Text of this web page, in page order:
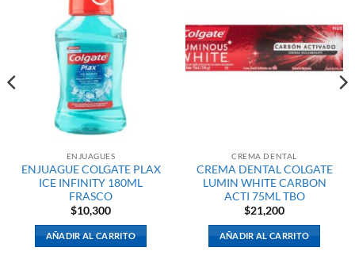
ENJUAGUES
ENJUAGUE COLGATE PLAX
ICE INFINITY 180ML
FRASCO
$10,300
AÑADIR AL CARRITO
CREMA DENTAL
CREMA DENTAL COLGATE
LUMIN WHITE CARBON
ACTI 75ML TBO
$21,200
AÑADIR AL CARRITO